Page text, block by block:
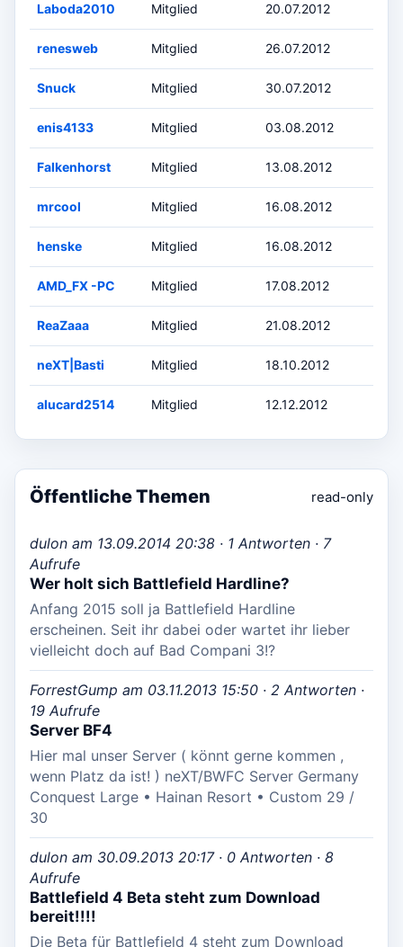
Laboda2010 Mitglied 20.07.2012
renesweb Mitglied 26.07.2012
Snuck Mitglied 30.07.2012
enis4133 Mitglied 03.08.2012
Falkenhorst Mitglied 13.08.2012
mrcool Mitglied 16.08.2012
henske Mitglied 16.08.2012
AMD_FX -PC Mitglied 17.08.2012
ReaZaaa Mitglied 21.08.2012
neXT|Basti Mitglied 18.10.2012
alucard2514 Mitglied 12.12.2012
Öffentliche Themen read-only
dulon am 13.09.2014 20:38 · 1 Antworten · 7
Aufrufe
Wer holt sich Battlefield Hardline?
Anfang 2015 soll ja Battlefield Hardline
erscheinen. Seit ihr dabei oder wartet ihr lieber
vielleicht doch auf Bad Compani 3!?
ForrestGump am 03.11.2013 15:50 · 2 Antworten ·
19 Aufrufe
Server BF4
Hier mal unser Server ( könnt gerne kommen ,
wenn Platz da ist! ) neXT/BWFC Server Germany
Conquest Large • Hainan Resort • Custom 29 /
30
dulon am 30.09.2013 20:17 · 0 Antworten · 8
Aufrufe
Battlefield 4 Beta steht zum Download
bereit!!!!
Die Beta für Battlefield 4 steht zum Download